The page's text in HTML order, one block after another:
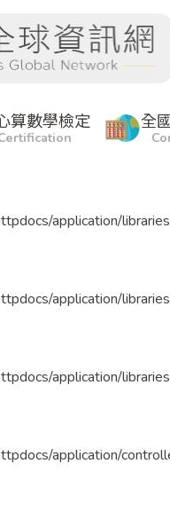
68 extraneous bytes
application/
application/
application/
application/
算數學檢定 全